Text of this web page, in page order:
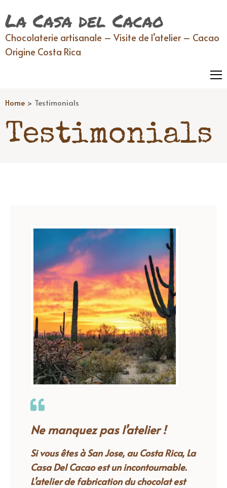
La Casa del Cacao
Chocolaterie artisanale – Visite de l’atelier – Cacao
Origine Costa Rica
Home > Testimonials
Testimonials
Ne manquez pas l’atelier !
Si vous êtes à San Jose, au Costa Rica, La
Casa Del Cacao est un incontournable.
L’atelier de fabrication du chocolat est